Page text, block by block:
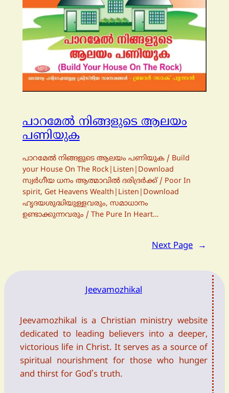
പാറമേല്‍ നിങ്ങളുടെ ആലയം
പണിയുക
പാറമേല്‍ നിങ്ങളുടെ ആലയം പണിയുക / Build
your House On The Rock|Listen|Download
സ്വര്‍ഗീയ ധനം ആത്മാവില്‍ ദരിദ്രര്‍ക്ക് / Poor In
spirit, Get Heavens Wealth|Listen|Download
ഹൃദയശുദ്ധിയുള്ളവരും, സമാധാനം
ഉണ്ടാക്കുന്നവരും / The Pure In Heart…
Next Page →
Jeevamozhikal
Jeevamozhikal is a Christian ministry website
dedicated to leading believers into a deeper,
victorious life in Christ. It serves as a source of
spiritual nourishment for those who hunger
and thirst for God’s truth.